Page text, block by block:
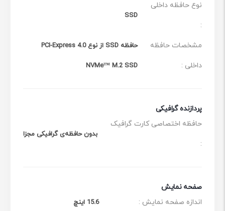
نوع حافظه داخلی
:
SSD
مشخصات حافظه
داخلی :
حافظه SSD از نوع PCI-Express 4.0
NVMe™ M.2 SSD
پردازنده گرافیکی
حافظه اختصاصی کارت گرافیک
:
بدون حافظه‌ی گرافیکی مجزا
صفحه نمایش
اندازه صفحه نمایش :
15.6 اینچ